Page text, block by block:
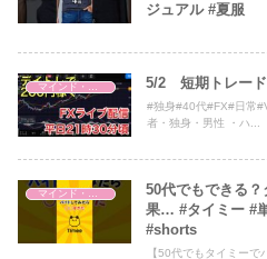
ジュアル #夏服
マインド・哲学 5/2 短期トレード
#独身#40代#FX#日常
者・独身・男性 ・ハ...
マインド・哲学
50代でもできる
果… #タイミー #
#shorts
【50代でもタイミーで